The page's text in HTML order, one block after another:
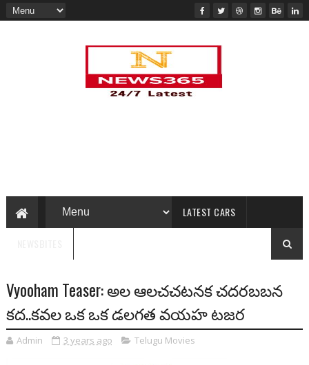
LATEST CARS
Vyooham Teaser: అల ఆలచచటనక చదరబబన
కద..కవల ఒక ఒక డలగత వయహ టజర
Admin 3 years ago Telugu Movies